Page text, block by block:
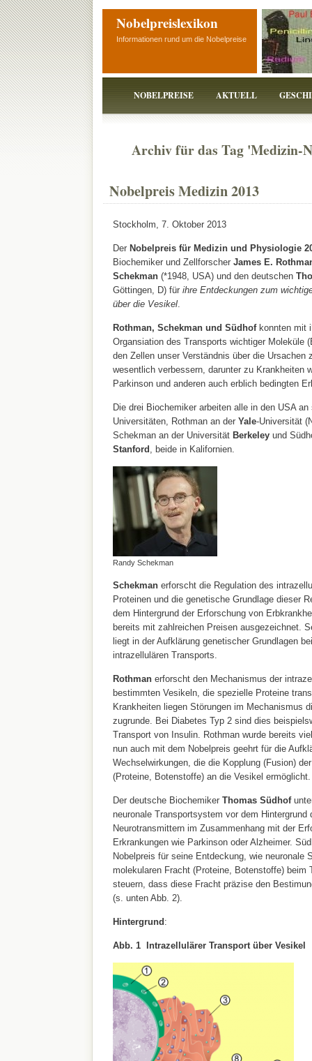
Nobelpreislexikon
Informationen rund um die Nobelpreise
NOBELPREISE AKTUELL
Archiv für das Tag 'Medizin-
Nobelpreis Medizin 2013
Stockholm, 7. Oktober 2013
Der Nobelpreis für Medizin und Physiologie
Biochemiker und Zellforscher James E.
Schekman(*1948, USA) und den deutschen
Göttingen, D) fürihre Entdeckungen zum
über die Vesikel.
Rothman, Schekman und Südhof konnten mit
Organsiation des Transports wichtiger Moleküle
den Zellen unser Verständnis über die Ursachen
wesentlich verbessern, darunter zu Krankheiten
Parkinson und anderen auch erblich bedingten
Die drei Biochemiker arbeiten alle in den USA an
Universitäten, Rothman an der Yale-Universität
Schekman an der Universität Berkeleyund
Stanford , beide in Kalifornien.
Randy Schekman
Schekmanerforscht die Regulation des
Proteinen und die genetische Grundlage dieser
dem Hintergrund der Erforschung von
bereits mit zahlreichen Preisen ausgezeichnet.
liegt in der Aufklärung genetischer Grundlagen
intrazellulären Transports.
Rothmanerforscht den Mechanismus der
bestimmten Vesikeln, die spezielle Proteine
Krankheiten liegen Störungen im Mechanismus
zugrunde. Bei Diabetes Typ 2 sind dies
Transport von Insulin. Rothman wurde bereits
nun auch mit dem Nobelpreis geehrt für die
Wechselwirkungen, die die Kopplung (Fusion)
(Proteine, Botenstoffe) an die Vesikel ermöglicht.
Der deutsche Biochemiker Thomas Südhof
neuronale Transportsystem vor dem Hintergrund
Neurotransmittern im Zusammenhang mit der
Erkrankungen wie Parkinson oder Alzheimer.
Nobelpreis für seine Entdeckung, wie neuronale
molekularen Fracht (Proteine, Botenstoffe) beim
steuern, dass diese Fracht präzise den
(s. unten Abb. 2).
Hintergrund:
Abb. 1 Intrazellulärer Transport über Vesikel